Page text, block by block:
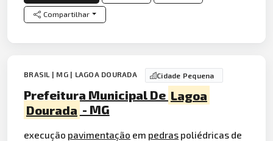
Compartilhar
BRASIL | MG | LAGOA DOURADA Cidade Pequena
Prefeitura Municipal De Lagoa
Dourada - MG
execução pavimentação em pedras poliédricas de